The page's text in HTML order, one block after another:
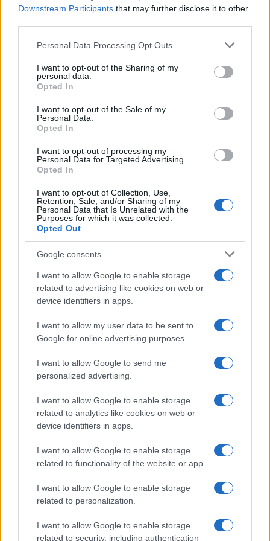
Downstream Participants that may further disclose it to other
Please note that this website/app uses one or more Google
not limited to your visit or usage behaviour. You may click to
grant or deny consent to Google and its third-party tags to
use your data for below specified purposes in below Google
consent section.
Personal Data Processing Opt Outs
I want to opt-out of the Sharing of my
personal data.
Opted In
I want to opt-out of the Sale of my
Personal Data.
Opted In
I want to opt-out of processing my
Personal Data for Targeted Advertising.
Opted In
I want to opt-out of Collection, Use,
Retention, Sale, and/or Sharing of my
Personal Data that Is Unrelated with the
Purposes for which it was collected.
Opted Out
Google consents
I want to allow Google to enable storage
related to advertising like cookies on web or
device identifiers in apps.
I want to allow my user data to be sent to
Google for online advertising purposes.
I want to allow Google to send me
personalized advertising.
I want to allow Google to enable storage
related to analytics like cookies on web or
device identifiers in apps.
I want to allow Google to enable storage
related to functionality of the website or app.
I want to allow Google to enable storage
related to personalization.
I want to allow Google to enable storage
related to security, including authentication
Itinerari d’acqua in Veneto: 8 percorsi semplici per
principianti
Le migliori location in Italia per eventi all’aperto
Itinerario da Arequipa a Machu Picchu tra vulcani e
Itinerario nelle Dolomiti: tappe essenziali e consigli
pratici
Eventi Imperdibili ad Andalo: La Guida Completa per il
Tuo Soggiorno
Viaggia vicino, scopri di più. Idee per fuori porta,
weekend e mete da raggiungere in un giorno.
SEZIONI
Fuori porta
Luoghi da vedere
1 giorno out
MAGAZINE
LEGALE
Cookie Policy
Privacy Policy